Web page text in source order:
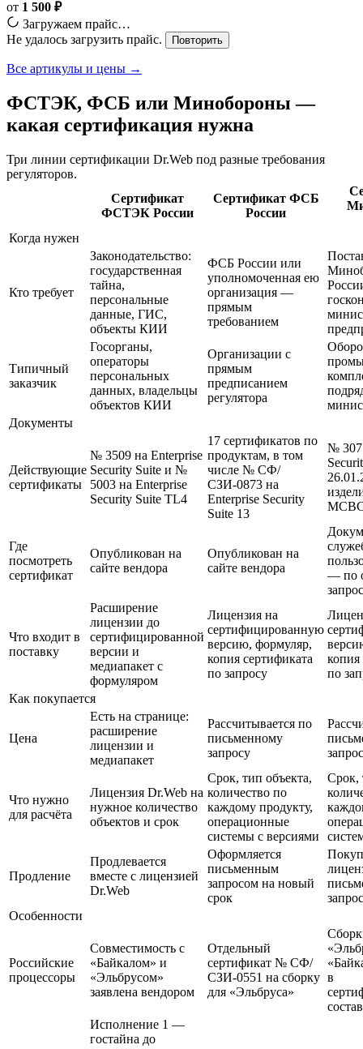
от 1 500 ₽
Загружаем прайс…
Не удалось загрузить прайс.
Повторить
Все артикулы и цены →
ФСТЭК, ФСБ или Минобороны —
какая сертификация нужна
Три линии сертификации Dr.Web под разные требования
регуляторов.
Сертификат
ФСТЭК России
Сертификат ФСБ
России
Когда нужен
Кто требует
Законодательство:
государственная
тайна,
персональные
данные, ГИС,
объекты КИИ
ФСБ России или
уполномоченная ею
организация —
прямым
требованием
Типичный
заказчик
Госорганы,
операторы
персональных
данных, владельцы
объектов КИИ
Организации с
прямым
предписанием
регулятора
Документы
Действующие
сертификаты
№ 3509 на Enterprise
Security Suite и №
5003 на Enterprise
Security Suite TL4
17 сертификатов по
продуктам, в том
числе № СФ/
СЗИ-0873 на
Enterprise Security
Suite 13
№
МСВС
Где
посмотреть
сертификат
Опубликован на
сайте вендора
Опубликован на
сайте вендора
— по
Что входит в
поставку
Расширение
лицензии до
сертифицированной
версии и
медиапакет с
формуляром
Лицензия на
сертифицированную
версию, формуляр,
копия сертификата
по запросу
копия
по
Как покупается
Цена
Есть на странице:
расширение
лицензии и
медиапакет
Рассчитывается по
письменному
запросу
Что нужно
для расчёта
Лицензия Dr.Web на
нужное количество
объектов и срок
Срок, тип объекта,
количество по
каждому продукту,
операционные
системы с версиями
Срок,
Продление
Продлевается
вместе с лицензией
Dr.Web
Оформляется
письменным
запросом на новый
срок
Особенности
Российские
процессоры
Совместимость с
«Байкалом» и
«Эльбрусом»
заявлена вендором
Отдельный
сертификат № СФ/
СЗИ-0551 на сборку
для «Эльбруса»
в
состав
Исполнение 1 —
гостайна до